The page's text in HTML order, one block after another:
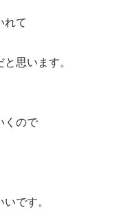
れて
思います。
くので
です。